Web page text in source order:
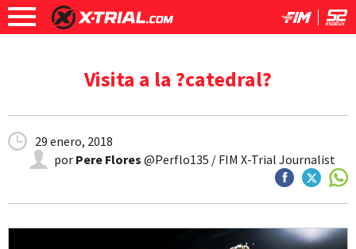
Visita a la ?catedral?
29 enero, 2018
por Pere Flores @Perflo135 / FIM X-Trial Journalist